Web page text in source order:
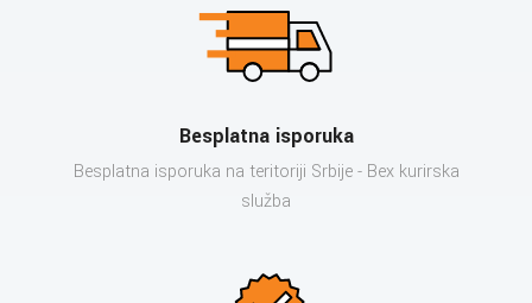
Besplatna isporuka
Besplatna isporuka na teritoriji Srbije - Bex kurirska
služba